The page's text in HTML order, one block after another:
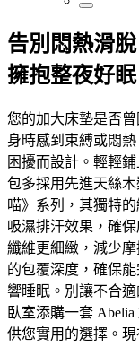
告別悶熱滑
擁抱整夜好眠
您的加大床墊是否
身時感到束縛或悶
困擾而設計。輕輕
包多採用先進天絲
喵》系列，其獨特
吸濕排汗效果，確
纖維更細緻，減少
的包覆深度，確保
響睡眠。別讓不合
臥室添購一套
供您實用的選擇。